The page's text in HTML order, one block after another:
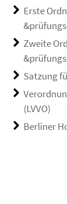
Erste
Zweite
Satzung
(LVVO)
Berliner